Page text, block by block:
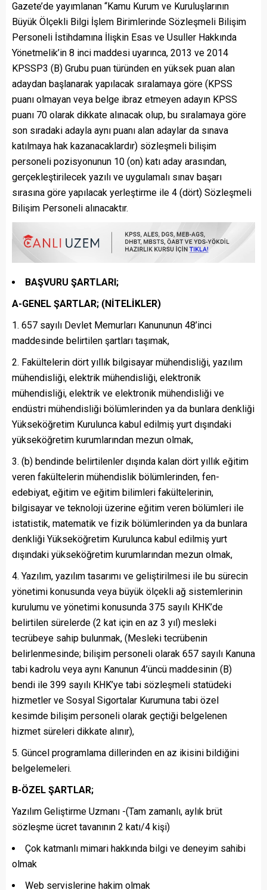
Gazete’de yayımlanan “Kamu Kurum ve Kuruluşlarının
Büyük Ölçekli Bilgi İşlem Birimlerinde Sözleşmeli Bilişim
Personeli İstihdamına İlişkin Esas ve Usuller Hakkında
Yönetmelik’in 8 inci maddesi uyarınca, 2013 ve 2014
KPSSP3 (B) Grubu puan türünden en yüksek puan alan
adaydan başlanarak yapılacak sıralamaya göre (KPSS
puanı olmayan veya belge ibraz etmeyen adayın KPSS
puanı 70 olarak dikkate alınacak olup, bu sıralamaya göre
son sıradaki adayla aynı puanı alan adaylar da sınava
katılmaya hak kazanacaklardır) sözleşmeli bilişim
personeli pozisyonunun 10 (on) katı aday arasından,
gerçekleştirilecek yazılı ve uygulamalı sınav başarı
sırasına göre yapılacak yerleştirme ile 4 (dört) Sözleşmeli
Bilişim Personeli alınacaktır.
BAŞVURU ŞARTLARI;
A-GENEL ŞARTLAR; (NİTELİKLER)
657 sayılı Devlet Memurları Kanununun 48’inci
maddesinde belirtilen şartları taşımak,
Fakültelerin dört yıllık bilgisayar mühendisliği, yazılım
mühendisliği, elektrik mühendisliği, elektronik
mühendisliği, elektrik ve elektronik mühendisliği ve
endüstri mühendisliği bölümlerinden ya da bunlara denkliği
Yükseköğretim Kurulunca kabul edilmiş yurt dışındaki
yükseköğretim kurumlarından mezun olmak,
(b) bendinde belirtilenler dışında kalan dört yıllık eğitim
veren fakültelerin mühendislik bölümlerinden, fen-
edebiyat, eğitim ve eğitim bilimleri fakültelerinin,
bilgisayar ve teknoloji üzerine eğitim veren bölümleri ile
istatistik, matematik ve fizik bölümlerinden ya da bunlara
denkliği Yükseköğretim Kurulunca kabul edilmiş yurt
dışındaki yükseköğretim kurumlarından mezun olmak,
Yazılım, yazılım tasarımı ve geliştirilmesi ile bu sürecin
yönetimi konusunda veya büyük ölçekli ağ sistemlerinin
kurulumu ve yönetimi konusunda 375 sayılı KHK’de
belirtilen sürelerde (2 kat için en az 3 yıl) mesleki
tecrübeye sahip bulunmak, (Mesleki tecrübenin
belirlenmesinde; bilişim personeli olarak 657 sayılı Kanuna
tabi kadrolu veya aynı Kanunun 4’üncü maddesinin (B)
bendi ile 399 sayılı KHK’ye tabi sözleşmeli statüdeki
hizmetler ve Sosyal Sigortalar Kurumuna tabi özel
kesimde bilişim personeli olarak geçtiği belgelenen
hizmet süreleri dikkate alınır),
Güncel programlama dillerinden en az ikisini bildiğini
belgelemeleri.
B-ÖZEL ŞARTLAR;
Yazılım Geliştirme Uzmanı -(Tam zamanlı, aylık brüt
sözleşme ücret tavanının 2 katı/4 kişi)
Çok katmanlı mimari hakkında bilgi ve deneyim sahibi
olmak
Web servislerine hakim olmak